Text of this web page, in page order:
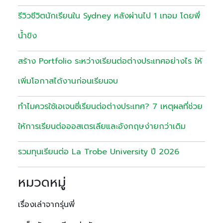
รีวิวชีวิตนักเรียนใน Sydney หลังผ่านไป 1 เทอม โดยพี่
น้ำขิง
สร้าง Portfolio ระหว่างเรียนต่อต่างประเทศอย่างไร ให้
เพิ่มโอกาสได้งานก่อนเรียนจบ
ทำไมควรใช้เอเจนซี่เรียนต่อต่างประเทศ? 7 เหตุผลที่ช่วย
ให้การเรียนต่อออสเตรเลียและอังกฤษง่ายกว่าเดิม
รวมทุนเรียนต่อ La Trobe University ปี 2026
หมวดหมู่
เรื่องเล่าจากรุ่นพี่